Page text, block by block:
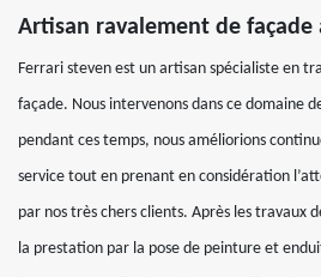
Artisan ravalement de façade
Ferrari steven est un artisan spécialiste en
façade. Nous intervenons dans ce domaine
pendant ces temps, nous améliorions
service tout en prenant en considération
par nos très chers clients. Après les travaux
la prestation par la pose de peinture et